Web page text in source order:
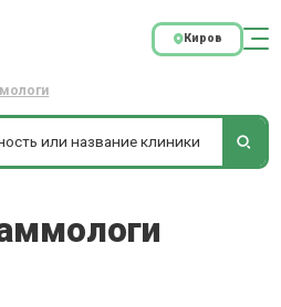
Киров